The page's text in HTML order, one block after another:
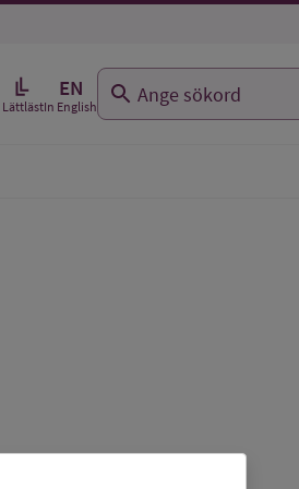
Lättläst
EN
In English